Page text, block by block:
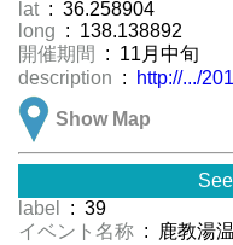
lat : 36.258904
long : 138.138892
開催期間
: 11月中旬
description :
http://.../
Show Map
label
: 39
イベント名称 : 鹿教湯